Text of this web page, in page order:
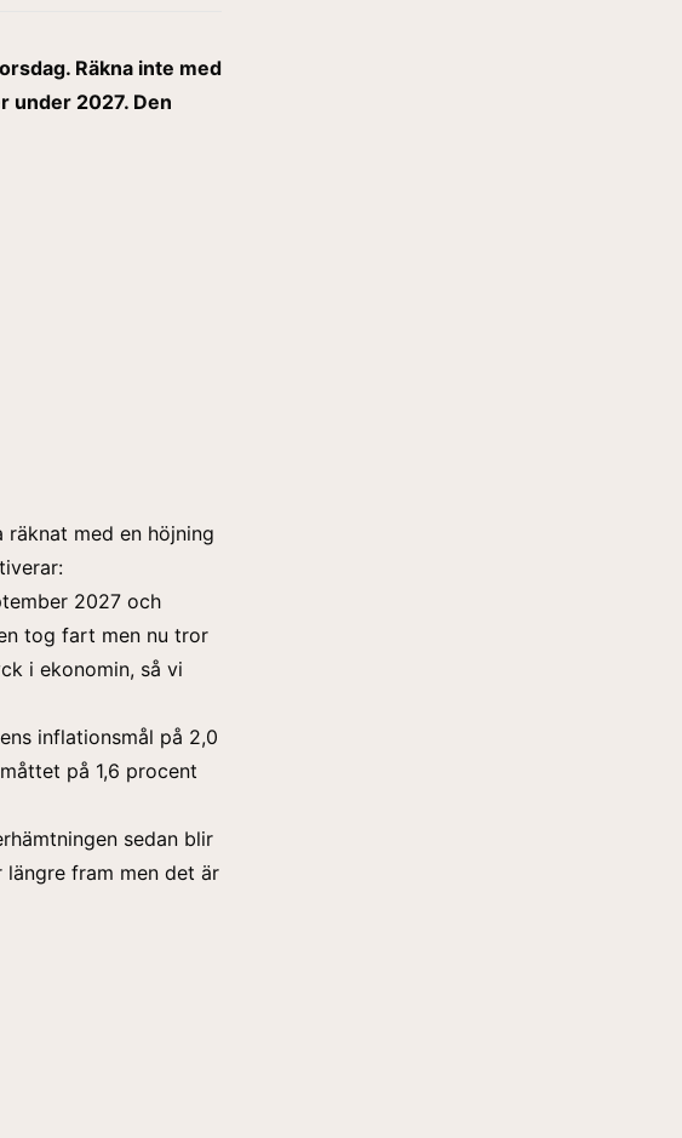
Räkna inte med
under 2027. Den
med en höjning
2027 och
tog fart men nu tror
i ekonomin, så vi
inflationsmål på 2,0
på 1,6 procent
sedan blir
fram men det är